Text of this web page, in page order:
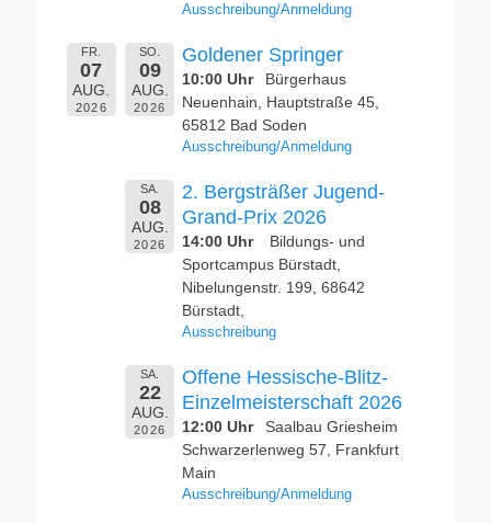
Ausschreibung/Anmeldung
FR.
07
AUG.
2026
SO.
09
AUG.
2026
Goldener Springer
10:00 Uhr
Bürgerhaus
Neuenhain, Hauptstraße 45,
65812 Bad Soden
Ausschreibung/Anmeldung
SA.
08
AUG.
2026
2. Bergsträßer Jugend-
Grand-Prix 2026
14:00 Uhr
Bildungs- und
Sportcampus Bürstadt,
Nibelungenstr. 199, 68642
Bürstadt,
Ausschreibung
SA.
22
AUG.
2026
Offene Hessische-Blitz-
Einzelmeisterschaft 2026
12:00 Uhr
Saalbau Griesheim
Schwarzerlenweg 57, Frankfurt
Main
Ausschreibung/Anmeldung